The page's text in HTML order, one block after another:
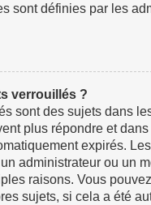
sont définies par les
verrouillés ?
sont des sujets dans
plus répondre et
expirés.
administrateur ou un
raisons. Vous
sujets, si cela a été